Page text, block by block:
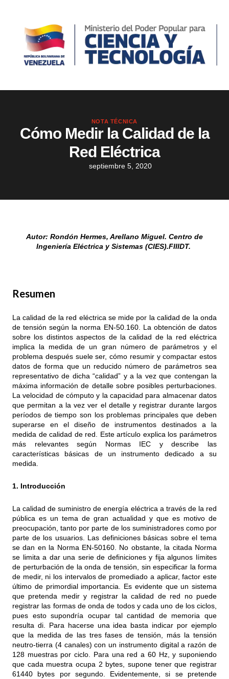
NOTA TÉCNICA
Cómo Medir la Calidad de la
Red Eléctrica
septiembre 5, 2020
Autor: Rondón Hermes, Arellano Miguel. Centro de
Ingeniería Eléctrica y Sistemas (CIES).FIIIDT.
Resumen
La calidad de la red eléctrica se mide por la calidad de la onda
de tensión según la norma EN-50.160. La obtención de datos
sobre los distintos aspectos de la calidad de la red eléctrica
implica la medida de un gran número de parámetros y el
problema después suele ser, cómo resumir y compactar estos
datos de forma que un reducido número de parámetros sea
representativo de dicha “calidad” y a la vez que contengan la
máxima información de detalle sobre posibles perturbaciones.
La velocidad de cómputo y la capacidad para almacenar datos
que permitan a la vez ver el detalle y registrar durante largos
períodos de tiempo son los problemas principales que deben
superarse en el diseño de instrumentos destinados a la
medida de calidad de red. Este artículo explica los parámetros
más relevantes según Normas IEC y describe las
características básicas de un instrumento dedicado a su
medida.
1. Introducción
La calidad de suministro de energía eléctrica a través de la red
pública es un tema de gran actualidad y que es motivo de
preocupación, tanto por parte de los suministradores como por
parte de los usuarios. Las definiciones básicas sobre el tema
se dan en la Norma EN-50160. No obstante, la citada Norma
se limita a dar una serie de definiciones y fija algunos límites
de perturbación de la onda de tensión, sin especificar la forma
de medir, ni los intervalos de promediado a aplicar, factor este
último de primordial importancia. Es evidente que un sistema
que pretenda medir y registrar la calidad de red no puede
registrar las formas de onda de todos y cada uno de los ciclos,
pues esto supondría ocupar tal cantidad de memoria que
resulta di. Para hacerse una idea basta indicar por ejemplo
que la medida de las tres fases de tensión, más la tensión
neutro-tierra (4 canales) con un instrumento digital a razón de
128 muestras por ciclo. Para una red a 60 Hz, y suponiendo
que cada muestra ocupa 2 bytes, supone tener que registrar
61440 bytes por segundo. Evidentemente, si se pretende